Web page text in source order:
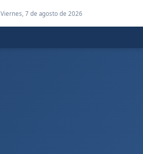
Viernes, 7 de agosto de 2026